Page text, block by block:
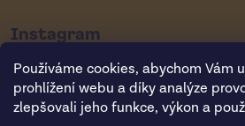
Používáme cookies, abychom Vám
prohlížení webu a díky analýze
zlepšovali jeho funkce, výkon a
Instagram